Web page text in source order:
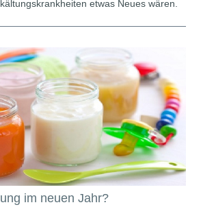
etwas Neues wären.
im neuen Jahr?